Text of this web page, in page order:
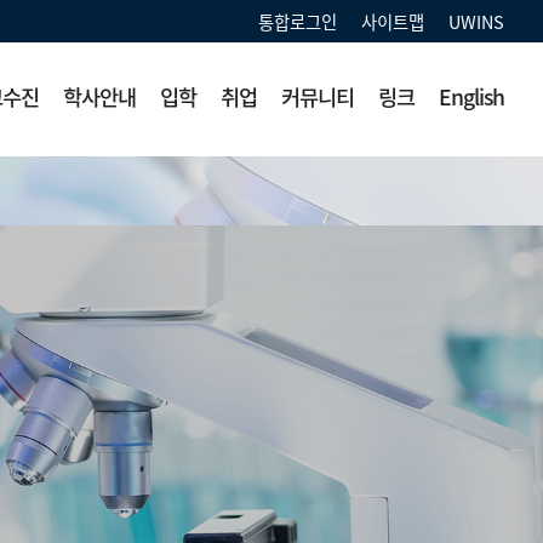
통합로그인 사이트맵 UWINS
진 학사안내 입학 취업 커뮤니티 링크 English